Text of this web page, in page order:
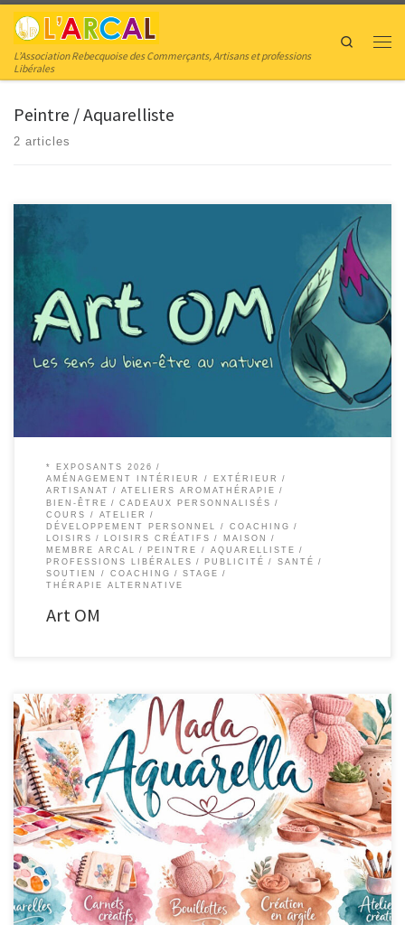
Skip to content
L’Association Rebecquoise des Commerçants, Artisans et professions
Libérales
Search
Peintre / Aquarelliste
2 articles
Art OM Les sens du bien-être au naturel Bienvenue dans l’univers d’Art OM,
l’OM résonne comme une invitation à un voyage sensoriel vers le bien-être,
guidé par les bienfaits de l’art, des huiles essentielles et du Feng Shui. Un
espace bienveillant où l’art et la nature s’entremêlent pour prendre soin […]
* EXPOSANTS 2026
AMÉNAGEMENT INTÉRIEUR / EXTÉRIEUR
ARTISANAT
ATELIERS AROMATHÉRAPIE
BIEN-ÊTRE
CADEAUX PERSONNALISÉS
COURS / ATELIER
DÉVELOPPEMENT PERSONNEL / COACHING
LOISIRS
LOISIRS CRÉATIFS
MAISON
MEMBRE ARCAL
PEINTRE / AQUARELLISTE
PROFESSIONS LIBÉRALES
PUBLICITÉ
SANTÉ
SOUTIEN / COACHING
STAGE
THÉRAPIE ALTERNATIVE
Art OM
Madaquarella Aquarelliste Aquarelliste Carnets créatifs aquarelle,
croquis,carnets de recettes,album, carnet d’écriture faits main Coussin
chauffants de riz faits main 1430 REBECQ Facefook | Madaquarella Insta |
Madaquarella Horaires Sur rendez-vous